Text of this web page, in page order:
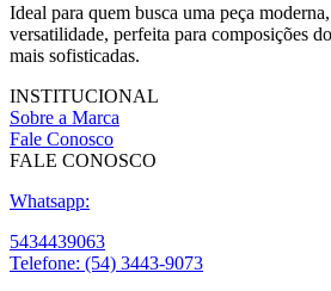
Ideal para quem busca uma peça
versatilidade, perfeita para composições
mais sofisticadas.
INSTITUCIONAL
Sobre a Marca
Fale Conosco
FALE CONOSCO
Whatsapp:
5434439063
Telefone: (54) 3443-9073